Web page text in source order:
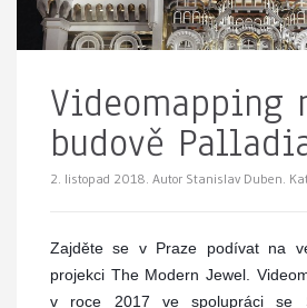
Videomapping
budově
2. listopad 2018. Autor Stanislav Duben.
Zajděte se v Praze podívat na
projekci The Modern Jewel.
v roce 2017 ve spolupráci se